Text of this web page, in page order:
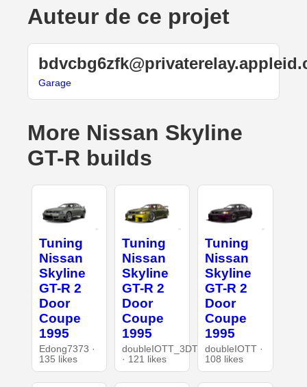
Auteur de ce projet
Garage
More Nissan Skyline
GT-R builds
Tuning
Nissan
Skyline
GT-R 2
Door
Coupe
1995
Edong7373 ·
135 likes
Tuning
Nissan
Skyline
GT-R 2
Door
Coupe
1995
doubleIOTT_3DT
· 121 likes
Tuning
Nissan
Skyline
GT-R 2
Door
Coupe
1995
doubleIOTT ·
108 likes